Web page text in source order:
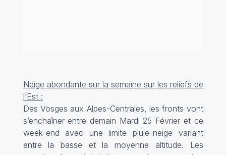
Neige abondante sur la semaine sur les reliefs de
l’Est :
Des Vosges aux Alpes-Centrales, les fronts vont
s’enchaîner entre demain Mardi 25 Février et ce
week-end avec une limite pluie-neige variant
entre la basse et la moyenne altitude. Les